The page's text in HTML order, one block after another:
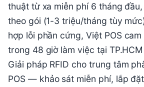
thuật từ xa miễn phí 6 tháng
theo gói (1-3 triệu/tháng tùy
hợp lỗi phần cứng, Việt POS
trong 48 giờ làm việc tại
Giải pháp RFID cho trung tâm
POS — khảo sát miễn phí, lắp